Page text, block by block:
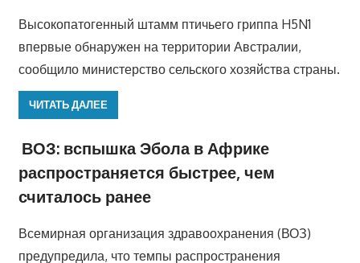
Высокопатогенный штамм птичьего гриппа H5N1
впервые обнаружен на территории Австралии,
сообщило министерство сельского хозяйства страны.
ЧИТАТЬ ДАЛЕЕ
ВОЗ: вспышка Эбола в Африке
распространяется быстрее, чем
считалось ранее
Всемирная организация здравоохранения (ВОЗ)
предупредила, что темпы распространения